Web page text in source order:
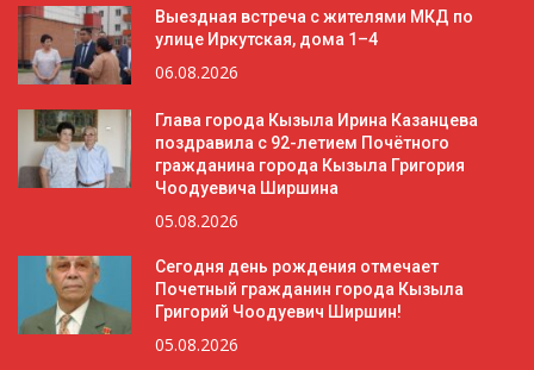
Выездная встреча с жителями МКД по
улице Иркутская, дома 1–4
06.08.2026
Глава города Кызыла Ирина Казанцева
поздравила с 92-летием Почётного
гражданина города Кызыла Григория
Чоодуевича Ширшина
05.08.2026
Сегодня день рождения отмечает
Почетный гражданин города Кызыла
Григорий Чоодуевич Ширшин!
05.08.2026